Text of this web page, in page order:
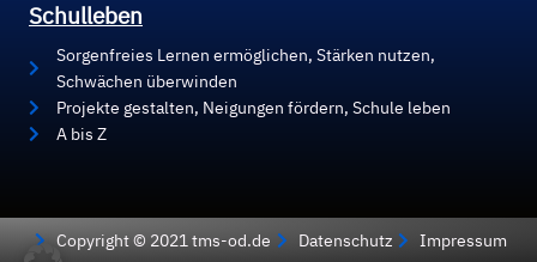
Schulleben
Sorgenfreies Lernen ermöglichen, Stärken nutzen,
Schwächen überwinden
Projekte gestalten, Neigungen fördern, Schule leben
A bis Z
Copyright © 2021 tms-od.de Datenschutz Impressum